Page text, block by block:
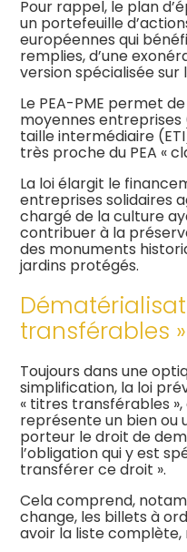
Pour rappel, le plan
un portefeuille
européennes qui
remplies, d’une
version spécialisée sur
Le PEA-PME permet
moyennes entreprises
taille intermédiaire
très proche du PEA «
La loi élargit le
entreprises solidaires
chargé de la culture
contribuer à la
des monuments
jardins protégés.
transférables »
Toujours dans une
simplification, la loi
« titres transférables
représente un bien ou
porteur le droit de
l’obligation qui y est
transférer ce droit ».
Cela comprend,
change, les billets à
avoir la liste